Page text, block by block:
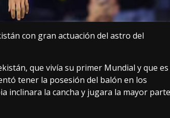
con gran actuación del astro del
que vivía su primer Mundial y que es
tener la posesión del balón en los
inclinara la cancha y jugara la mayor parte